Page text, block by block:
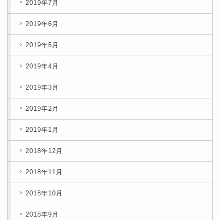
2019年7月
2019年6月
2019年5月
2019年4月
2019年3月
2019年2月
2019年1月
2018年12月
2018年11月
2018年10月
2018年9月